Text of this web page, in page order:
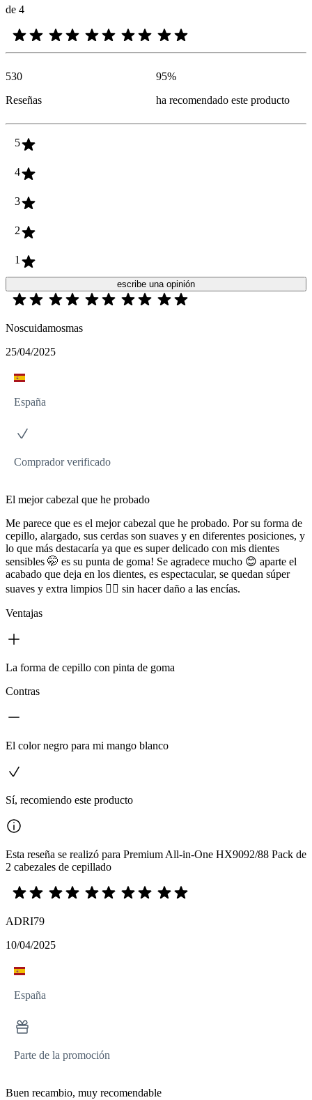
de 4
530
Reseñas
95%
ha recomendado este producto
5
4
3
2
1
escribe una opinión
Noscuidamosmas
25/04/2025
España
Comprador verificado
El mejor cabezal que he probado
Me parece que es el mejor cabezal que he probado. Por su forma de
cepillo, alargado, sus cerdas son suaves y en diferentes posiciones, y
lo que más destacaría ya que es super delicado con mis dientes
sensibles 🤭 es su punta de goma! Se agradece mucho 😊 aparte el
acabado que deja en los dientes, es espectacular, se quedan súper
suaves y extra limpios 👌🏽 sin hacer daño a las encías.
Ventajas
La forma de cepillo con pinta de goma
Contras
El color negro para mi mango blanco
Sí, recomiendo este producto
Esta reseña se realizó para Premium All-in-One HX9092/88 Pack de
2 cabezales de cepillado
ADRI79
10/04/2025
España
Parte de la promoción
Buen recambio, muy recomendable